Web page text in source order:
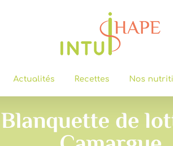
Actualités Recettes Nos
de